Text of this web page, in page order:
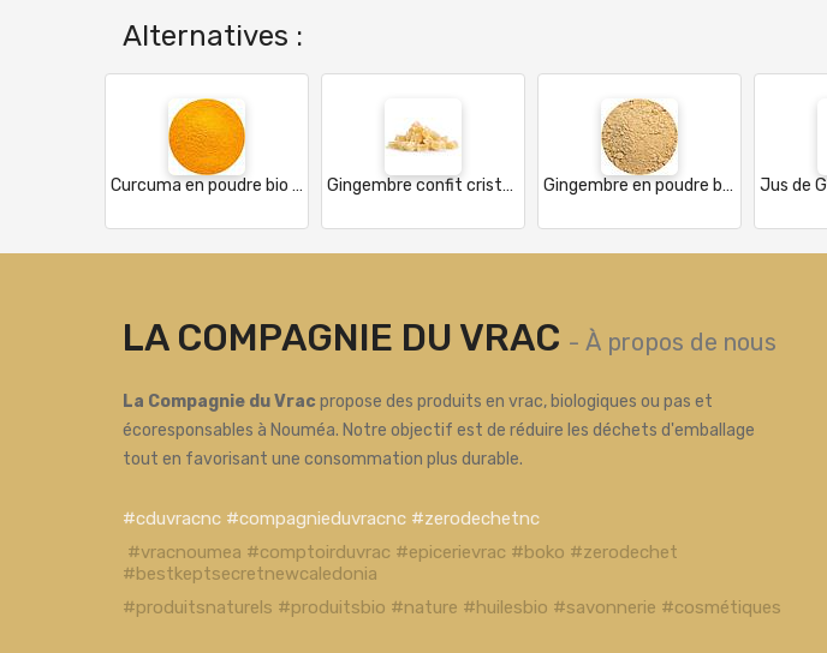
Alternatives :
Curcuma en poudre bio - Inde Gingembre confit cristalisé - Fidji Gingembre en poudre bio - Inde
LA COMPAGNIE DU VRAC - À propos de nous
La Compagnie du Vrac propose des produits en vrac, biologiques ou pas et
écoresponsables à Nouméa. Notre objectif est de réduire les déchets d'emballage
tout en favorisant une consommation plus durable.
#cduvracnc #compagnieduvracnc #zerodechetnc
#vracnoumea #comptoirduvrac #epicerievrac #boko #zerodechet
#bestkeptsecretnewcaledonia
#produitsnaturels #produitsbio #nature #huilesbio #savonnerie #cosmétiques